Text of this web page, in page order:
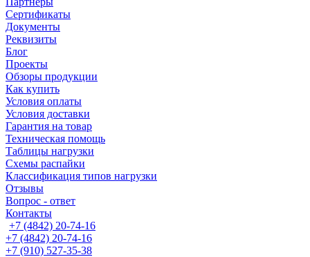
Сертификаты
Документы
Реквизиты
Блог
Проекты
Обзоры продукции
Как купить
Условия оплаты
Условия доставки
Гарантия на товар
Техническая помощь
Таблицы нагрузки
Схемы распайки
Классификация типов нагрузки
Отзывы
Вопрос - ответ
Контакты
+7 (4842) 20-74-16
+7 (4842) 20-74-16
+7 (910) 527-35-38